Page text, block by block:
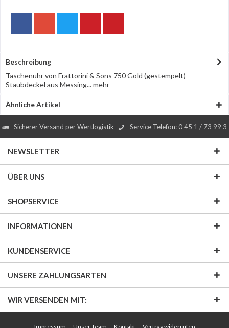
Beschreibung
Taschenuhr von Frattorini & Sons 750 Gold (gestempelt)
Staubdeckel aus Messing...mehr
Ähnliche Artikel
Sicherer Versand per Wertlogistik Service Telefon: 0 45 1 / 73 99 3
NEWSLETTER
ÜBER UNS
SHOPSERVICE
INFORMATIONEN
KUNDENSERVICE
UNSERE ZAHLUNGSARTEN
WIR VERSENDEN MIT: